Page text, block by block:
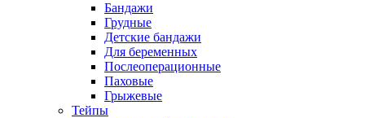
Бандажи
Грудные
Детские бандажи
Для беременных
Послеоперационные
Паховые
Грыжевые
Тейпы